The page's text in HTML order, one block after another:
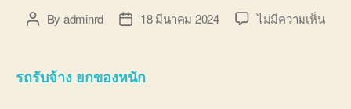
PostBy adminrd
Post18 มีนาคม 2024 ไม่มีความเห็นบน
รถรับจ้าง ยกของหนัก